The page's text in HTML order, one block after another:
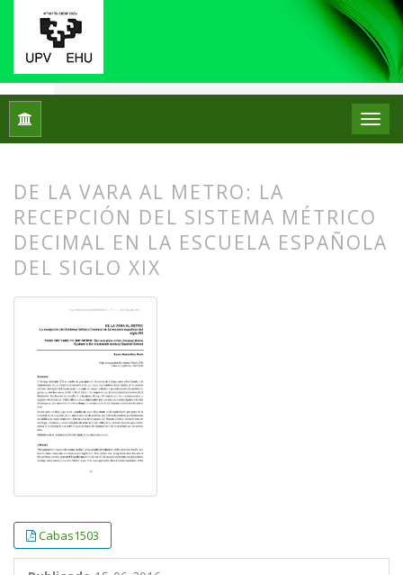
Inicio
DE LA VARA AL METRO: LA
RECEPCIÓN DEL SISTEMA MÉTRICO
DECIMAL EN LA ESCUELA ESPAÑOLA
DEL SIGLO XIX
Cabas1503